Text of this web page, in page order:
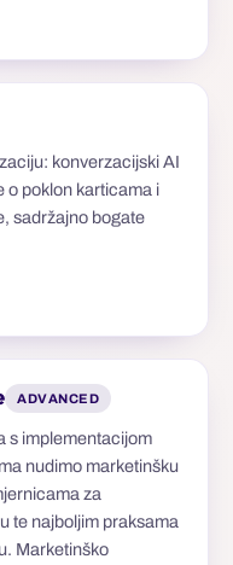
konverzacijski AI
o poklon karticama i
sadržajno bogate
ADVANCED
s implementacijom
nudimo marketinšku
za
te najboljim praksama
Marketinško